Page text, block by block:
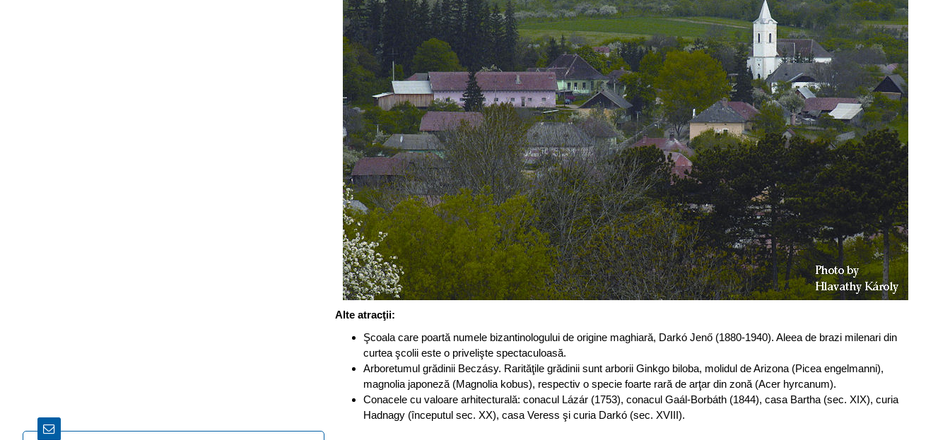
Alte atracţii:
Şcoala care poartă numele bizantinologului de origine maghiară, Darkó Jenő (1880-1940). Aleea de brazi milenari din
curtea şcolii este o privelişte spectaculoasă.
Arboretumul grădinii Beczásy. Rarităţile grădinii sunt arborii Ginkgo biloba, molidul de Arizona (Picea engelmanni),
magnolia japoneză (Magnolia kobus), respectiv o specie foarte rară de arţar din zonă (Acer hyrcanum).
Conacele cu valoare arhitecturală: conacul Lázár (1753), conacul Gaál-Borbáth (1844), casa Bartha (sec. XIX), curia
Hadnagy (începutul sec. XX), casa Veress şi curia Darkó (sec. XVIII).